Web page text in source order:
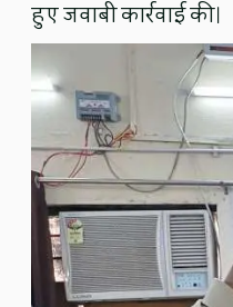
हुए जवाबी कार्रवाई की।